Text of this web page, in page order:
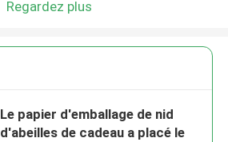
Regardez plus
Le papier d'emballage de nid
d'abeilles de cadeau a placé le